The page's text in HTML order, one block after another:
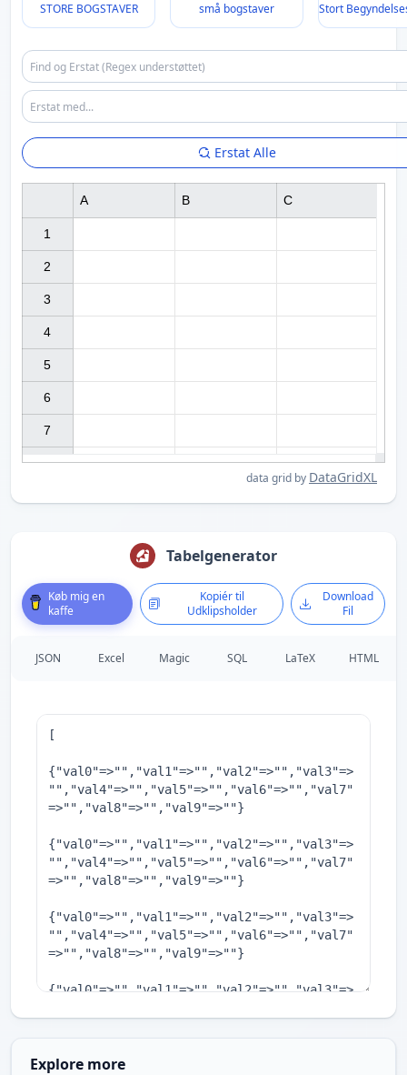
STORE BOGSTAVER små bogstaver Stort
Erstat Alle
data grid by DataGridXL
1
2
3
4
5
6
7
A B C
Tabelgenerator
Køb mig en
kaffe
Kopiér til
Udklipsholder
Download
Fil
JSON Excel Magic SQL LaTeX HTML
Explore more